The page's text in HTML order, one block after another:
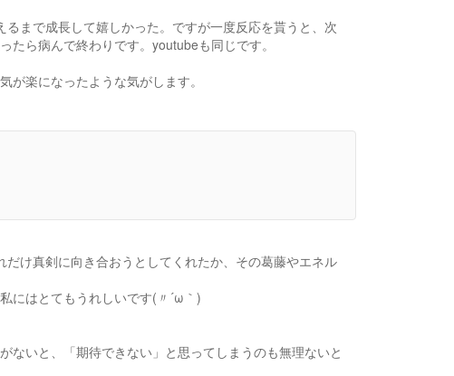
まで成長して嬉しかった。ですが一度反応を貰うと、次
ら病んで終わりです。youtubeも同じです。
楽になったような気がします。
け真剣に向き合おうとしてくれたか、その葛藤やエネル
にはとてもうれしいです(〃´ω｀)
ないと、「期待できない」と思ってしまうのも無理ないと